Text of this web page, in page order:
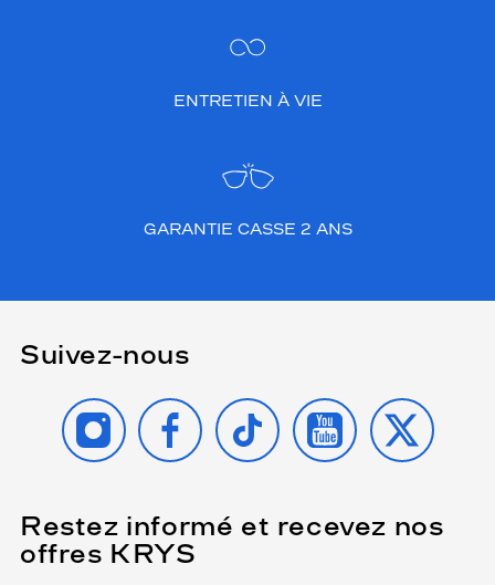
ENTRETIEN À VIE
GARANTIE CASSE 2 ANS
Suivez-nous
INSTAGRAMFACEBOOK
TIKTOK YOUTUBE
X
Restez informé et recevez nos
offres KRYS
Name
(Ce
champ
est
obligatoire)